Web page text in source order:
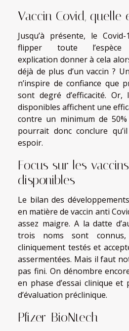
Vaccin Covid, quelle
Jusqu’à présente, le
flipper toute l’espèce
explication donner à cela
déjà de plus d’un vaccin ?
n’inspire de confiance que
sont degré d’efficacité. Or,
disponibles affichent une
contre un minimum de 50%
pourrait donc conclure
espoir.
Focus sur les
disponibles
Le bilan des
en matière de vaccin anti
assez maigre. A la datte
trois noms sont
cliniquement testés et
assermentées. Mais il faut
pas fini. On dénombre
en phase d’essai clinique
d’évaluation préclinique.
Pfizer-BioNtech